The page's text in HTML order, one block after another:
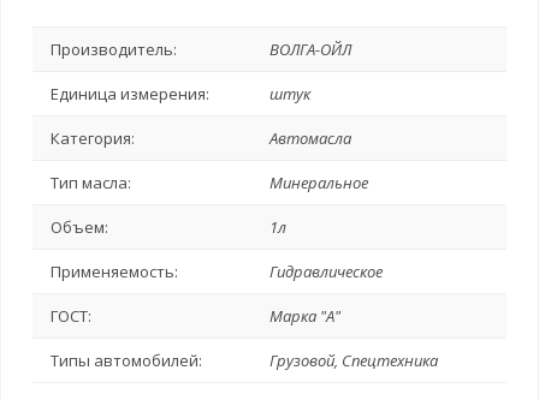
Производитель: ВОЛГА-ОЙЛ
Единица измерения: штук
Категория: Автомасла
Тип масла: Минеральное
Объем: 1л
Применяемость: Гидравлическое
ГОСТ: Марка "А"
Типы автомобилей: Грузовой, Спецтехника